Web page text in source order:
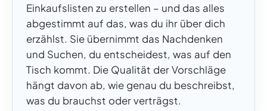
Einkaufslisten zu erstellen – und das alles
abgestimmt auf das, was du ihr über dich
erzählst. Sie übernimmt das Nachdenken
und Suchen, du entscheidest, was auf den
Tisch kommt. Die Qualität der Vorschläge
hängt davon ab, wie genau du beschreibst,
was du brauchst oder verträgst.